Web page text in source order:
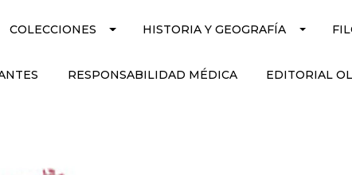
COLECCIONES HISTORIA Y GEOGRAFÍA
RESPONSABILIDAD MÉDICA EDITORIAL